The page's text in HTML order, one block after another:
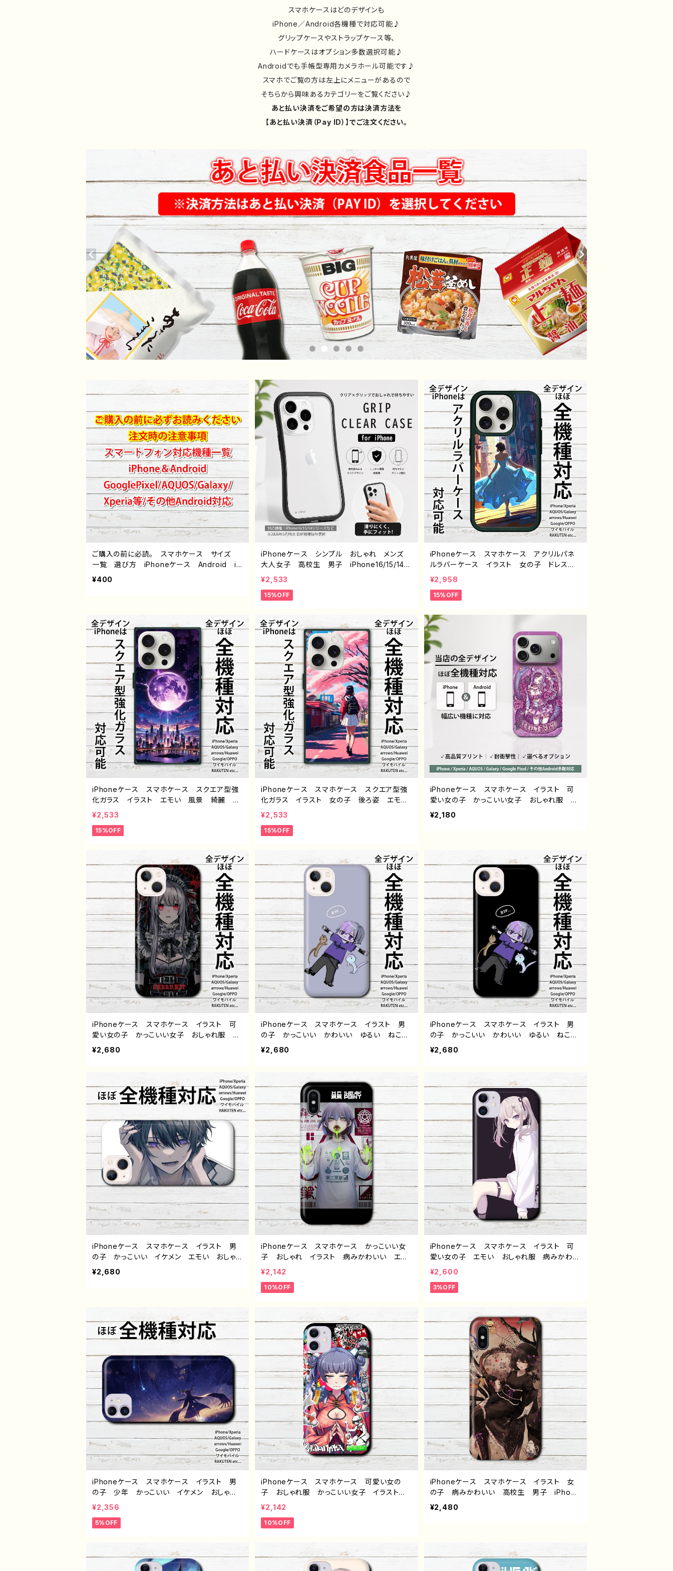
スマホケースはどのデザインも
iPhone／Android各機種で対応可能♪
グリップケースやストラップケース等、
ハードケースはオプション多数選択可能♪
Androidでも手帳型専用カメラホール可能です♪
スマホでご覧の方は左上にメニューがあるので
そちらから興味あるカテゴリーをご覧ください♪
あと払い決済をご希望の方は決済方法を
【あと払い決済（Pay ID）】でご注文ください。
ご購入の前に必読。 スマホケース サイズ
一覧 選び方 iPhoneケース Android iP
hone17/16/15/14/13/12/11 Galaxy Xperi
¥400
iPhoneケース シンプル おしゃれ メンズ
大人女子 高校生 男子 iPhone16/15/14/1
3/12/11 かっこいい おすすめ 人気 韓国
風 ミニマルデザイン オリジナル デザイ
ン くびれケース 耐衝撃 持ちやすい 滑り
ズ グリップ付き 携帯 クリアケース タイト
ル：シンプル グリップケース no signal デザイ
ン960 J1-9
¥2,533
15%OFF
iPhoneケース スマホケース アクリルパネ
ルラバーケース イラスト 女の子 ドレス
後ろ姿 エモい 風景 綺麗 美しい 景
色 おしゃれ メンズ レディース iPhone1
5/14/13/12/11 AQUOS Xperia Googlep
ス アイフォンケース スマホカバー おすす
め 個性的 人気 イラストレーター 絵師
クリエイター オリジナル デザイン グッズ
ノンブランド J1-9
¥2,958
15%OFF
iPhoneケース スマホケース スクエア型強
化ガラス イラスト エモい 風景 綺麗 美
しい 景色 月 おしゃれ メンズ レディー
ス iPhone15/14/13/12/11 AQUOS Xperi
a Googlepixel Galaxy Android アン
バー おすすめ 個性的 人気 イラストレー
ター 絵師 クリエイター オリジナル デザ
イン グッズ ノンブランド J1-9
¥2,533
15%OFF
iPhoneケース スマホケース スクエア型強
化ガラス イラスト 女の子 後ろ姿 エモ
い 風景 綺麗 美しい 景色 桜 おしゃ
れ メンズ レディース iPhone15/14/13/12/
11 AQUOS Xperia Googlepixel Gala
ォンケース スマホカバー おすすめ 個性
的 人気 イラストレーター 絵師 クリエイ
ター オリジナル デザイン グッズ ノンブラ
ンド J1-9
¥2,533
15%OFF
iPhoneケース スマホケース イラスト 可
愛い女の子 かっこいい女子 おしゃれ服 エ
モい ロック クール セクシー メンズ
高校生 男子 iPhone17/16/15/14/13 AQU
髪 銀髪 白髪 ミニスカート 生足 フー
ド パーカー 個性的 おすすめ 人気 イラ
ストレーター クリエイター タイトル：メデュ
ーサ 作：nero
¥2,180
iPhoneケース スマホケース イラスト 可
愛い女の子 かっこいい女子 おしゃれ服 エ
モい 病みかわいい メンヘラ ヤンデレ iP
hone15/14/13/12/11 AQUOS Xperia Go
ド ケース ゴシック ドレス 白髪 銀髪
個性的 おすすめ 人気 イラストレーター
クリエイター 絵師 オリジナル デザイン
グッズ タイトル：黒野京 デザイン52 作：黒野
京
¥2,680
iPhoneケース スマホケース イラスト 男
の子 かっこいい かわいい ゆるい ねこ
イケメン おしゃれ メンズ iPhone15/14/1
3/12/11 AQUOS Xperia Googlepixel
少年 銀髪 個性的 おすすめ 人気 イラ
ストレーター クリエイター 絵師 オリジナ
ル デザイン グッズ タイトル：黒野京 デザイ
ン54 作：黒野京
¥2,680
iPhoneケース スマホケース イラスト 男
の子 かっこいい かわいい ゆるい ねこ
イケメン おしゃれ メンズ iPhone15/14/1
3/12/11 AQUOS Xperia Googlepixel
少年 銀髪 個性的 おすすめ 人気 イラ
ストレーター クリエイター 絵師 オリジナ
ル デザイン グッズ タイトル：黒野京 デザイ
ン55 作：黒野京
¥2,680
iPhoneケース スマホケース イラスト 男
の子 かっこいい イケメン エモい おしゃ
れ メンズ iPhone15/14/13/12/11 AQUOS
Xperia Googlepixel Galaxy Androi
エイター 絵師 オリジナル デザイン グッ
ズ タイトル：黒野京 デザイン56 作：黒野京
¥2,680
iPhoneケース スマホケース かっこいい女
子 おしゃれ イラスト 病みかわいい エモ
い 厨二病 クール iPhone15/14/13/12/11
AQUOS Xperia Googlepixel おすす
め 個性的 Android アンドロイド ケー
ター オリジナル デザイン グッズ タイト
ル：無題 作：柴田ヰコ G-6
¥2,142
10%OFF
iPhoneケース スマホケース イラスト 可
愛い女の子 エモい おしゃれ服 病みかわい
い メンヘラ ヤンデレ iPhone15/14/13/12/
11 AQUOS Xperia Googlepixel Gala
xy Android アンドロイド ケース おすす
気 イラストレーター 絵師 クリエイター
オリジナル デザイン グッズ タイトル：つる
せ pattern22 作：つるせ E-4
¥2,600
3%OFF
iPhoneケース スマホケース イラスト 男
の子 少年 かっこいい イケメン おしゃ
れ 個性的 エモい 風景 綺麗 美しい
景色 iPhone15/14/13/12/11 AQUOS Xp
eria Googlepixel Galaxy Android ア
トレーター クリエイター 絵師 オリジナ
ル デザイン グッズ タイトル：「旅人を導く
星の道」 作： 星灯れぬ F-5
¥2,356
5%OFF
iPhoneケース スマホケース 可愛い女の
子 おしゃれ服 かっこいい女子 イラスト
病みかわいい メンヘラ ヤンデレ エモい
チャイナ服 パンダ 金魚 ロック系 クー
ル iPhone13/12/11 AQUOS Xperia Ga
ド ケース おすすめ 個性的 JK 女子高
校生 セーラー服 銀髪 生足 ツインテー
ル フード パーカー 人気 イラストレータ
¥2,142
10%OFF
iPhoneケース スマホケース イラスト 女
の子 病みかわいい 高校生 男子 iPhone
17/16/15/14/13 AQUOS sense 8 9 10 お
すすめ 個性的 人気 イラストレーター ク
¥2,480